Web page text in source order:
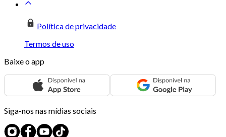
Política de privacidade
Termos de uso
Baixe o app
Siga-nos nas mídias sociais